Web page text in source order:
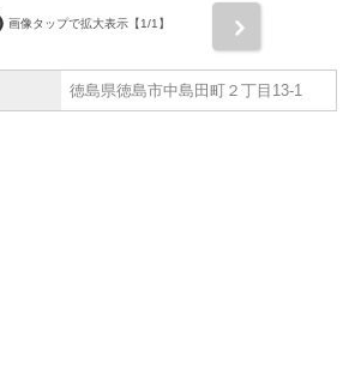
画像タップで拡大表示【1/1】
徳島県徳島市中島田町２丁目13-1